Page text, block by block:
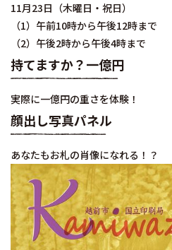
11月23日（木曜日・祝日）
（1）午前10時から午後12時まで
（2）午後2時から午後4時まで
持てますか？一億円
実際に一億円の重さを体験！
顔出し写真パネル
あなたもお札の肖像になれる！？